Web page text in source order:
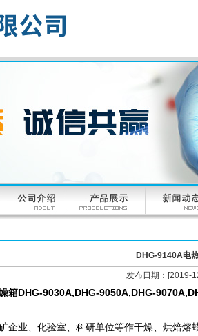
DHG-9140A电
发布日期：[2019-
箱DHG-9030A,DHG-9050A,DHG-
企业、化验室、科研单位等作干燥、烘焙熔